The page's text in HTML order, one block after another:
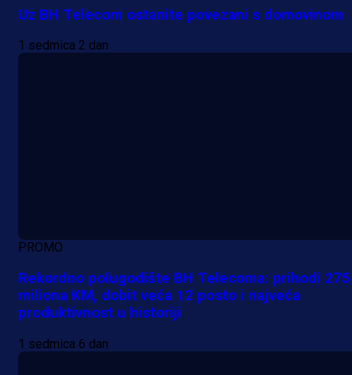
Uz BH Telecom ostanite povezani s domovinom
1 sedmica 2 dan
PROMO
Rekordno polugodište BH Telecoma: prihodi
miliona KM, dobit veća 12 posto i najveća
produktivnost u historiji
1 sedmica 6 dan